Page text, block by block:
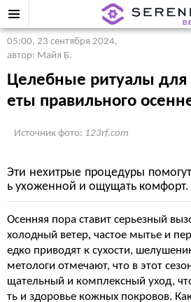
05:00, 23 сентября 2024,
автор: Майя Б.
Целебные ритуалы для
еты правильного
Источник фото: 123rf.com
Эти нехитрые процедуры
ь ухоженной и ощущать комфорт.
Осенняя пора ставит серьезный
холодный ветер, частое мытье и
едко приводят к сухости,
метологи отмечают, что в этот
щательный и комплексный уход,
ть и здоровье кожных покровов.